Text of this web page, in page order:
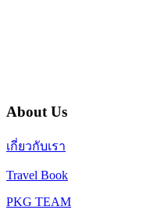
About Us
เกี่ยวกับเรา
Travel Book
PKG TEAM